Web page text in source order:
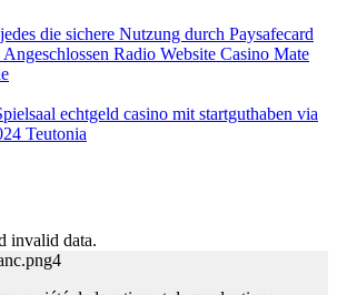
die sichere Nutzung durch Paysafecard
Radio Website Casino Mate
echtgeld casino mit startguthaben via
Teutonia
invalid data.